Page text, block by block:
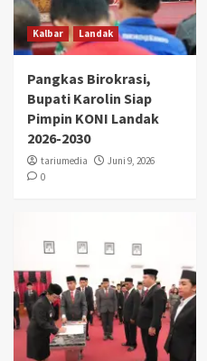
Kalbar Landak
Pangkas Birokrasi,
Bupati Karolin Siap
Pimpin KONI Landak
2026-2030
tariumedia
Juni 9, 2026
0